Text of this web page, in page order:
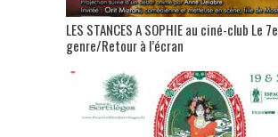
LES STANCES A SOPHIE au ciné-club Le 7e
genre/Retour à l’écran